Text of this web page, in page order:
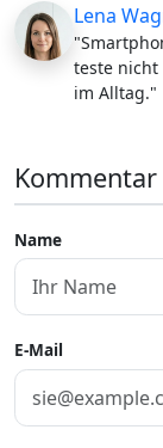
Lena
teste nicht
im Alltag."
Name
E-Mail